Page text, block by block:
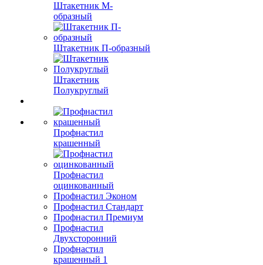
Штакетник М-
образный
Штакетник П-образный
Штакетник
Полукруглый
Профнастил
крашенный
Профнастил
оцинкованный
Профнастил Эконом
Профнастил Стандарт
Профнастил Премиум
Профнастил
Двухсторонний
Профнастил
крашенный 1